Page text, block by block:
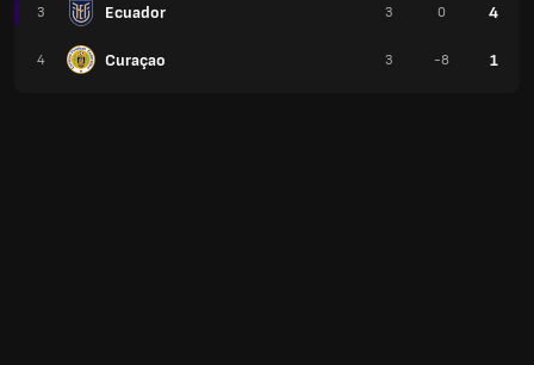
3 Ecuador
4 Curaçao
3 0 4
3 -8 1